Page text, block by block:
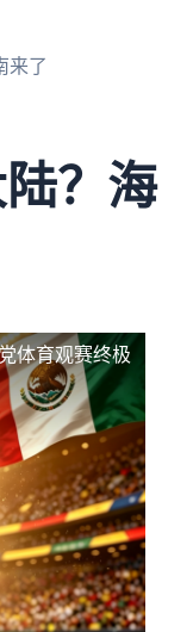
来了
？海
体育观赛终极